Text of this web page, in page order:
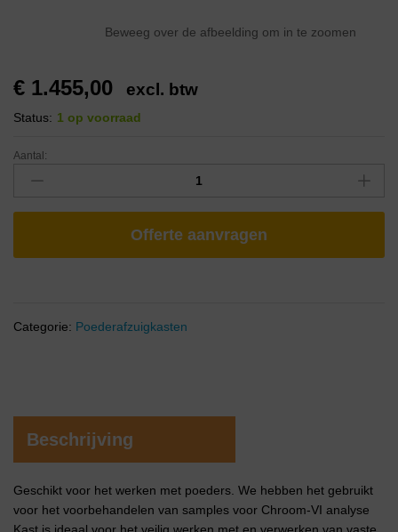
Beweeg over de afbeelding om in te zoomen
€ 1.455,00 excl. btw
Status: 1 op voorraad
Aantal:
Offerte aanvragen
Categorie: Poederafzuigkasten
Beschrijving
Geschikt voor het werken met poeders. We hebben het gebruikt
voor het voorbehandelen van samples voor Chroom-VI analyse